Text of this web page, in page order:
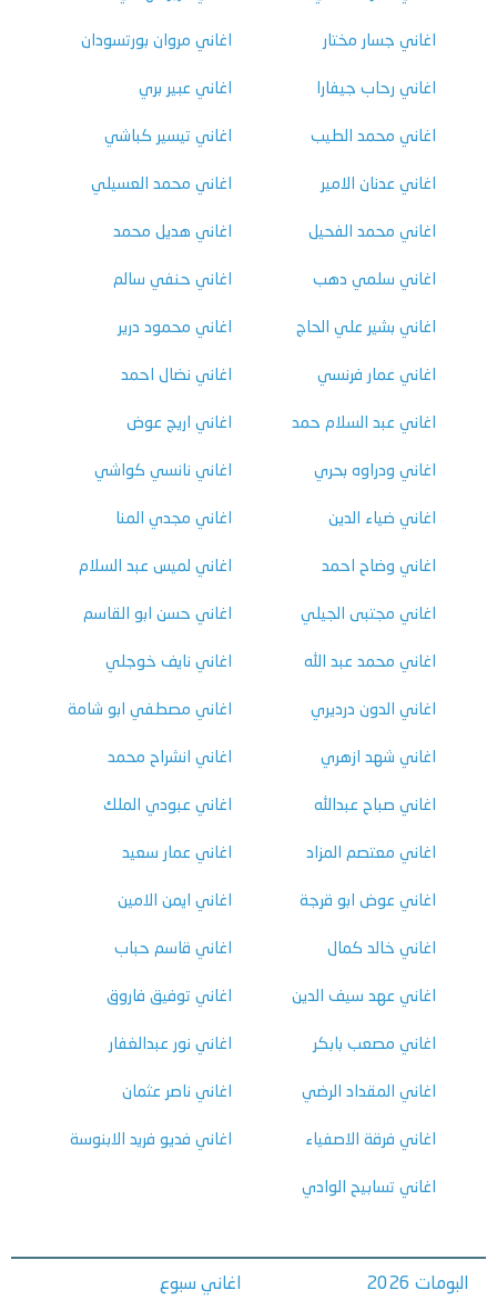
اغاني جسار مختار اغاني مروان بورتسودان
اغاني رحاب جيفارا اغاني عبير بري
اغاني محمد الطيب اغاني تيسير كباشي
اغاني عدنان الامير اغاني محمد العسيلي
اغاني محمد الفحيل اغاني هديل محمد
اغاني سلمي دهب اغاني حنفي سالم
اغاني بشير علي الحاج اغاني محمود درير
اغاني عمار فرنسي اغاني نضال احمد
اغاني عبد السلام حمد اغاني اريج عوض
اغاني ودراوه بحري اغاني نانسي كواشي
اغاني ضياء الدين اغاني مجدي المنا
اغاني وضاح احمد اغاني لميس عبد السلام
اغاني مجتبى الجيلي اغاني حسن ابو القاسم
اغاني محمد عبد الله اغاني نايف خوجلي
اغاني الدون درديري اغاني مصطفي ابو شامة
اغاني شهد ازهري اغاني انشراح محمد
اغاني صباح عبدالله اغاني عبودي الملك
اغاني معتصم المزاد اغاني عمار سعيد
اغاني عوض ابو قرجة اغاني ايمن الامين
اغاني خالد كمال اغاني قاسم حباب
اغاني عهد سيف الدين اغاني توفيق فاروق
اغاني مصعب بابكر اغاني نور عبدالغفار
اغاني المقداد الرضي اغاني ناصر عثمان
اغاني فرقة الاصفياء اغاني فديو فريد الابنوسة
اغاني تسابيح الوادي
البومات 2026 اغاني سبوع